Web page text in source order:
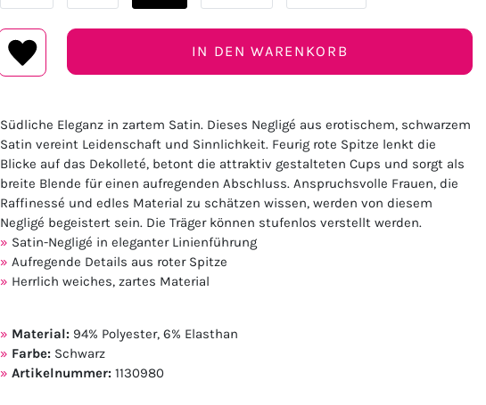
IN DEN WARENKORB
Südliche Eleganz in zartem Satin. Dieses Negligé aus erotischem, schwarzem
Satin vereint Leidenschaft und Sinnlichkeit. Feurig rote Spitze lenkt die
Blicke auf das Dekolleté, betont die attraktiv gestalteten Cups und sorgt als
breite Blende für einen aufregenden Abschluss. Anspruchsvolle Frauen, die
Raffinessé und edles Material zu schätzen wissen, werden von diesem
Negligé begeistert sein. Die Träger können stufenlos verstellt werden.
Satin-Negligé in eleganter Linienführung
Aufregende Details aus roter Spitze
Herrlich weiches, zartes Material
Material: 94% Polyester, 6% Elasthan
Farbe: Schwarz
Artikelnummer: 1130980